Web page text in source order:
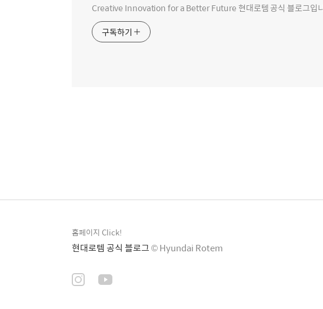
Creative Innovation for a Better Future 현대로템 공식 블로그입
구독하기
홈페이지 Click!
현대로템 공식 블로그© Hyundai Rotem